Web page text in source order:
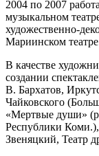
2004 по 2007
музыкальном
художественно-
Мариинском
В качестве
создании
В. Бархатов,
Чайковского
«Мертвые души»
Республики Коми.),
Звеняцкий, Театр